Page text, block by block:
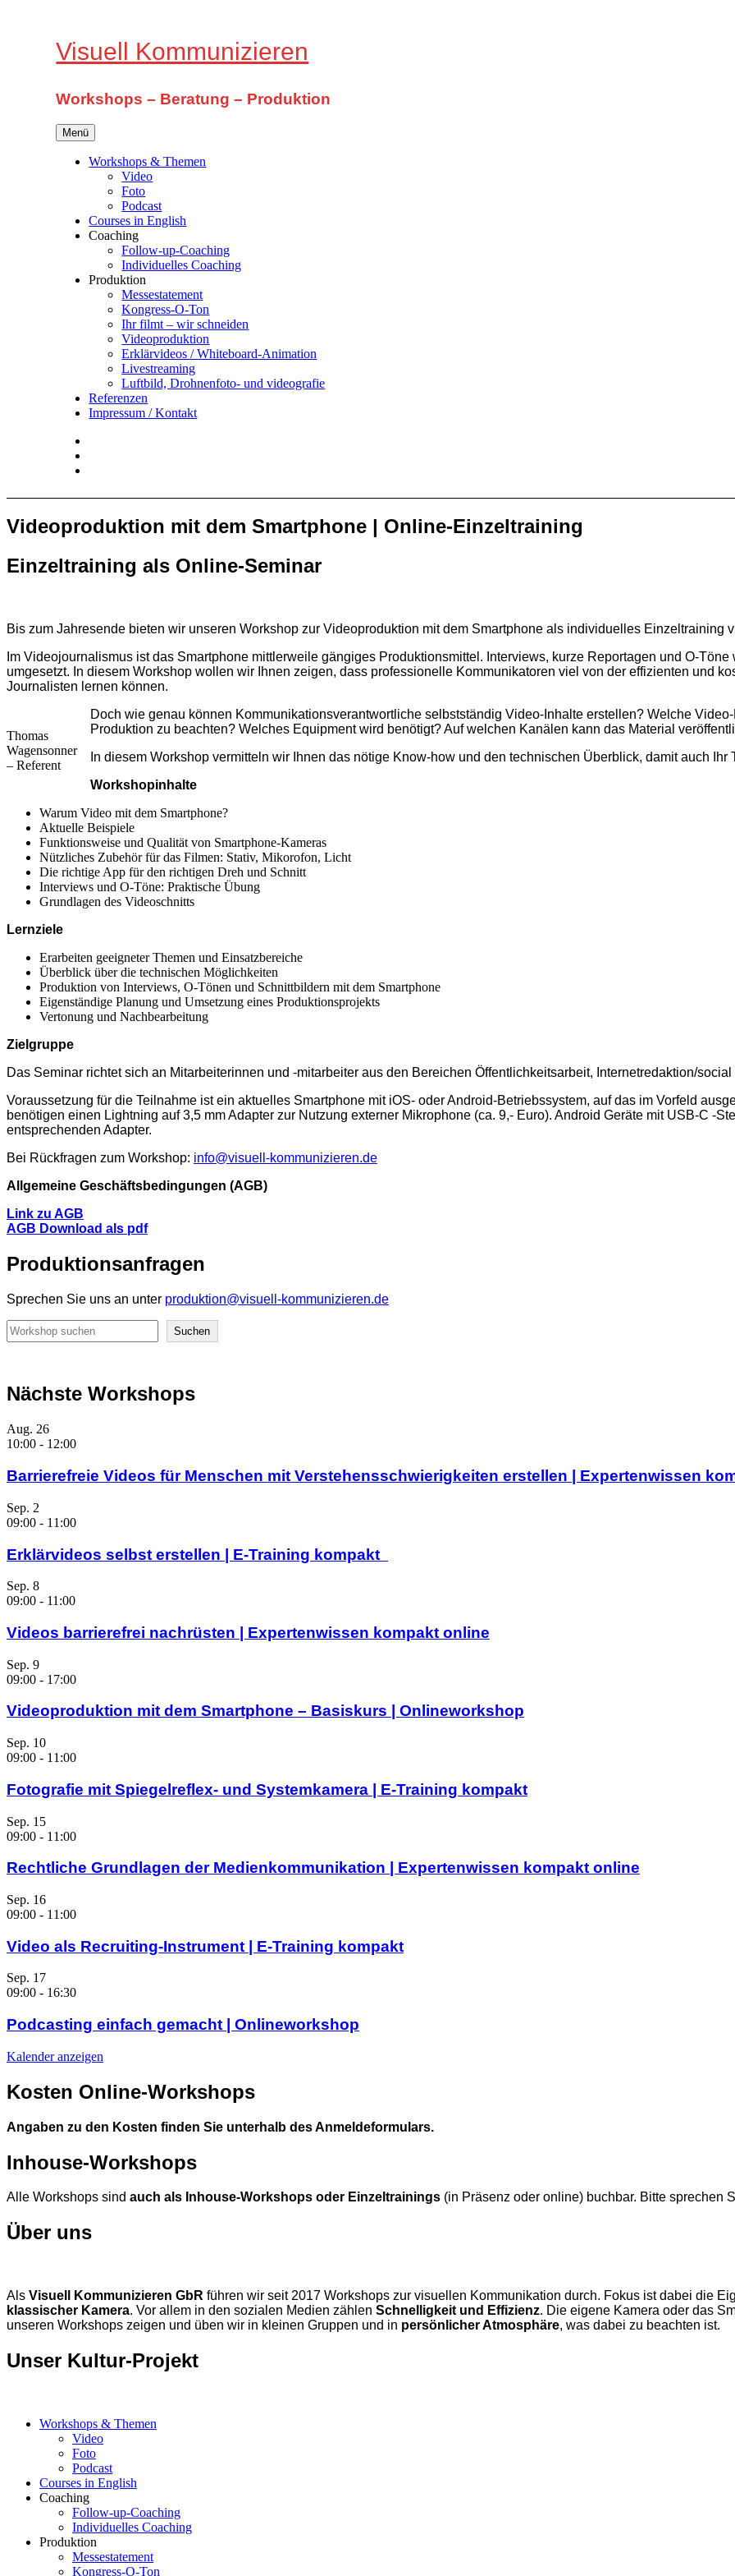
Visuell Kommunizieren
Workshops – Beratung – Produktion
Menü
Workshops & Themen
Video
Foto
Podcast
Courses in English
Coaching
Follow-up-Coaching
Individuelles Coaching
Produktion
Messestatement
Kongress-O-Ton
Ihr filmt – wir schneiden
Videoproduktion
Erklärvideos / Whiteboard-Animation
Livestreaming
Luftbild, Drohnenfoto- und videografie
Referenzen
Impressum / Kontakt
Videoproduktion mit dem Smartphone | Online-Einzeltraining
Einzeltraining als Online-Seminar
Bis zum Jahresende bieten wir unseren Workshop zur Videoproduktion mit dem Smartphone als individuelles Einzeltraining
Im Videojournalismus ist das Smartphone mittlerweile gängiges Produktionsmittel. Interviews, kurze Reportagen und O-
umgesetzt. In diesem Workshop wollen wir Ihnen zeigen, dass professionelle Kommunikatoren viel von der effizienten und
Journalisten lernen können.
Thomas
Wagensonner
– Referent
Doch wie genau können Kommunikationsverantwortliche selbstständig Video-Inhalte erstellen? Welche
Produktion zu beachten? Welches Equipment wird benötigt? Auf welchen Kanälen kann das Material
In diesem Workshop vermitteln wir Ihnen das nötige Know-how und den technischen Überblick, damit auch Ihr
Workshopinhalte
Warum Video mit dem Smartphone?
Aktuelle Beispiele
Funktionsweise und Qualität von Smartphone-Kameras
Nützliches Zubehör für das Filmen: Stativ, Mikorofon, Licht
Die richtige App für den richtigen Dreh und Schnitt
Interviews und O-Töne: Praktische Übung
Grundlagen des Videoschnitts
Lernziele
Erarbeiten geeigneter Themen und Einsatzbereiche
Überblick über die technischen Möglichkeiten
Produktion von Interviews, O-Tönen und Schnittbildern mit dem Smartphone
Eigenständige Planung und Umsetzung eines Produktionsprojekts
Vertonung und Nachbearbeitung
Zielgruppe
Das Seminar richtet sich an Mitarbeiterinnen und -mitarbeiter aus den Bereichen Öffentlichkeitsarbeit, Internetredaktion/
Voraussetzung für die Teilnahme ist ein aktuelles Smartphone mit iOS- oder Android-Betriebssystem, auf das im Vorfeld
benötigen einen Lightning auf 3,5 mm Adapter zur Nutzung externer Mikrophone (ca. 9,- Euro). Android Geräte mit USB-C -
entsprechenden Adapter.
Bei Rückfragen zum Workshop: info@visuell-kommunizieren.de
Allgemeine Geschäftsbedingungen (AGB)
Link zu AGB
AGB Download als pdf
Produktionsanfragen
Sprechen Sie uns an unter produktion@visuell-kommunizieren.de
Suchen
Suchen
Nächste Workshops
Aug. 26
10:00 - 12:00
Barrierefreie Videos für Menschen mit Verstehensschwierigkeiten erstellen | Expertenwissen
Sep. 2
09:00 - 11:00
Erklärvideos selbst erstellen | E-Training kompakt
Sep. 8
09:00 - 11:00
Videos barrierefrei nachrüsten | Expertenwissen kompakt online
Sep. 9
09:00 - 17:00
Videoproduktion mit dem Smartphone – Basiskurs | Onlineworkshop
Sep. 10
09:00 - 11:00
Fotografie mit Spiegelreflex- und Systemkamera | E-Training kompakt
Sep. 15
09:00 - 11:00
Rechtliche Grundlagen der Medienkommunikation | Expertenwissen kompakt online
Sep. 16
09:00 - 11:00
Video als Recruiting-Instrument | E-Training kompakt
Sep. 17
09:00 - 16:30
Podcasting einfach gemacht | Onlineworkshop
Kalender anzeigen
Kosten Online-Workshops
Angaben zu den Kosten finden Sie unterhalb des Anmeldeformulars.
Inhouse-Workshops
Alle Workshops sind auch als Inhouse-Workshops oder Einzeltrainings (in Präsenz oder online) buchbar. Bitte sprechen
Über uns
Als Visuell Kommunizieren GbR führen wir seit 2017 Workshops zur visuellen Kommunikation durch. Fokus ist dabei die
klassischer Kamera. Vor allem in den sozialen Medien zählen Schnelligkeit und Effizienz. Die eigene Kamera oder das
unseren Workshops zeigen und üben wir in kleinen Gruppen und in persönlicher Atmosphäre, was dabei zu beachten ist.
Unser Kultur-Projekt
Workshops & Themen
Video
Foto
Podcast
Courses in English
Coaching
Follow-up-Coaching
Individuelles Coaching
Produktion
Messestatement
Kongress-O-Ton